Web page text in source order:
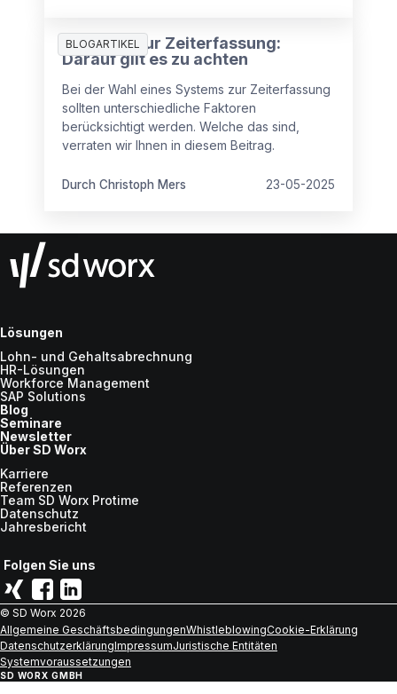
BLOGARTIKEL
Systeme zur Zeiterfassung:
Darauf gilt es zu achten
Bei der Wahl eines Systems zur Zeiterfassung
sollten unterschiedliche Faktoren
berücksichtigt werden. Welche das sind,
verraten wir Ihnen in diesem Beitrag.
Durch Christoph Mers 23-05-2025
Lösungen
Lohn- und Gehaltsabrechnung
HR-Lösungen
Workforce Management
SAP Solutions
Blog
Seminare
Newsletter
Über SD Worx
Karriere
Referenzen
Team SD Worx Protime
Datenschutz
Jahresbericht
Folgen Sie uns
© SD Worx 2026
Allgemeine GeschäftsbedingungenWhistleblowingCookie-Erklärung
DatenschutzerklärungImpressumJuristische Entitäten
Systemvoraussetzungen
SD WORX GMBH